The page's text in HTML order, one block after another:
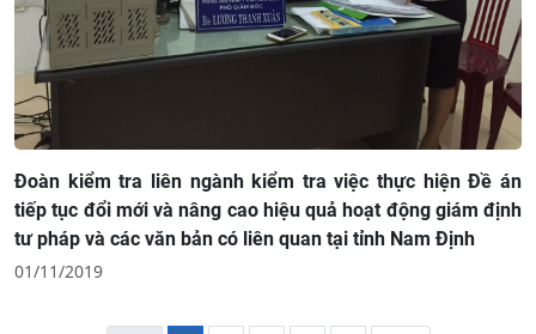
Đoàn kiểm tra liên ngành kiểm tra việc thực hiện Đề án
tiếp tục đổi mới và nâng cao hiệu quả hoạt động giám định
tư pháp và các văn bản có liên quan tại tỉnh Nam Định
01/11/2019